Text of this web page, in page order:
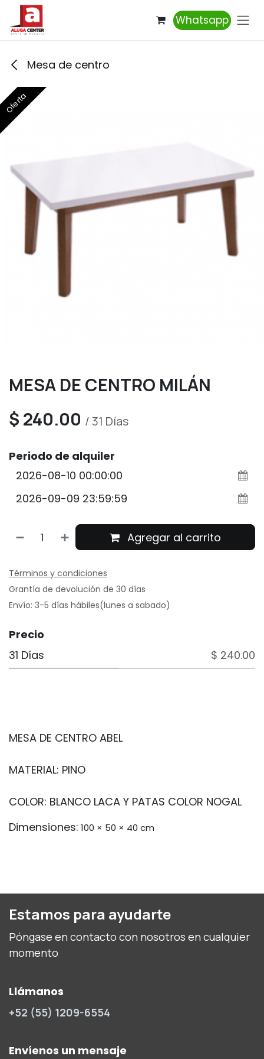
Ir al contenido
Whatsapp
Mesa de centro
Oferta
MESA DE CENTRO MILÁN
$ 240.00 /31 Días
Periodo de alquiler
Agregar al carrito
Términos y condiciones
Grantía de devolución de 30 días
Envío: 3-5 días hábiles(lunes a sabado)
Precio
31 Días
$ 240.00
MESA DE CENTRO ABEL
MATERIAL: PINO
COLOR: BLANCO LACA Y PATAS COLOR NOGAL
Dimensiones: 100 × 50 × 40 cm
Estamos para ayudarte
Póngase en contacto con nosotros en cualquier
momento
Llámanos
+52 (55) 1209-6554
Envíenos un mensaje